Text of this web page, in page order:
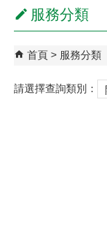
服務分類
首頁 服務分類
請選擇查詢類別：